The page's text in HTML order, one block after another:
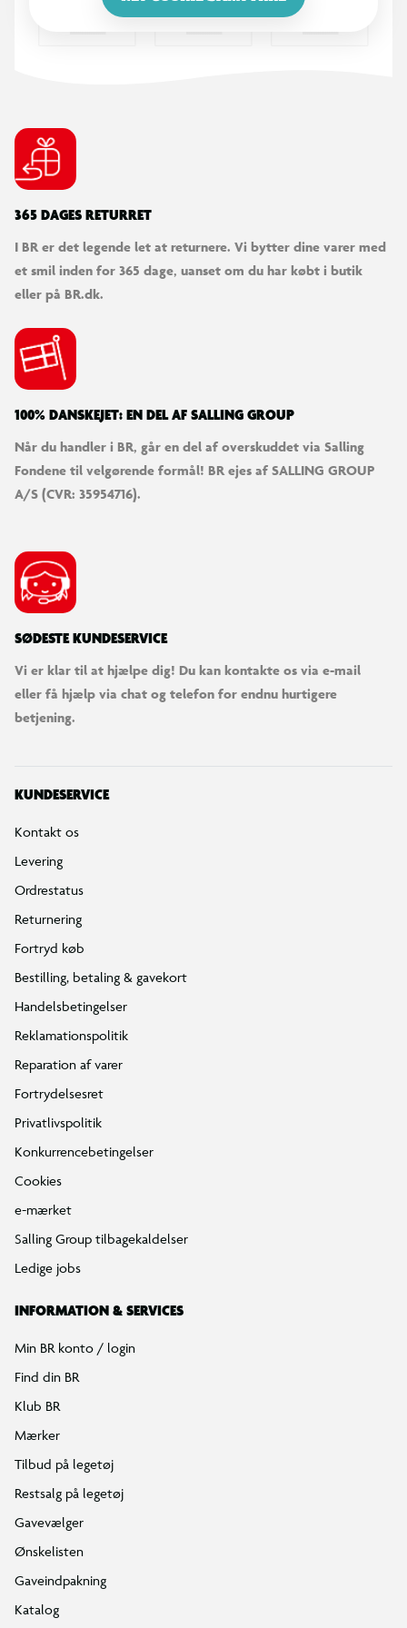
Cable Guys figurholder
365 DAGES RETURRET
I BR er det legende let at returnere. Vi bytter dine varer med
et smil inden for 365 dage, uanset om du har købt i butik
eller på BR.dk.
100% DANSKEJET: EN DEL AF SALLING GROUP
Når du handler i BR, går en del af overskuddet via Salling
Fondene til velgørende formål! BR ejes af SALLING GROUP
A/S (CVR: 35954716).
SØDESTE KUNDESERVICE
Vi er klar til at hjælpe dig! Du kan kontakte os via e-mail
eller få hjælp via chat og telefon for endnu hurtigere
betjening.
KUNDESERVICE
Kontakt os
Levering
Ordrestatus
Returnering
Fortryd køb
Bestilling, betaling & gavekort
Handelsbetingelser
Reklamationspolitik
Reparation af varer
Fortrydelsesret
Privatlivspolitik
Konkurrencebetingelser
Cookies
e-mærket
Salling Group tilbagekaldelser
Ledige jobs
INFORMATION & SERVICES
Min BR konto / login
Find din BR
Klub BR
Mærker
Tilbud på legetøj
Restsalg på legetøj
Gavevælger
Ønskelisten
Gaveindpakning
Katalog